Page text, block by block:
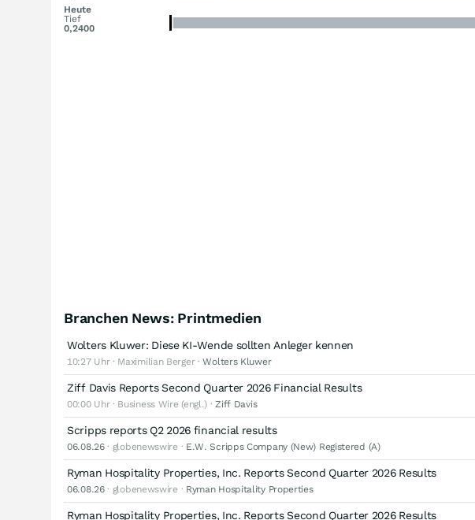
Heute
Tief
0,2400
Branchen News: Printmedien
Wolters Kluwer: Diese KI-Wende sollten Anleger kennen
10:27 Uhr · Maximilian Berger ·Wolters Kluwer
Ziff Davis Reports Second Quarter 2026 Financial Results
00:00 Uhr · Business Wire (engl.) ·Ziff Davis
Scripps reports Q2 2026 financial results
06.08.26· globenewswire · E.W. Scripps Company (New) Registered (A)
Ryman Hospitality Properties, Inc. Reports Second Quarter 2026 Results
06.08.26· globenewswire · Ryman Hospitality Properties
Ryman Hospitality Properties, Inc. Reports Second Quarter 2026 Results